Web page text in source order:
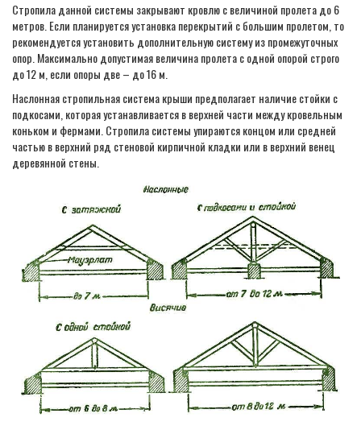
Стропила данной системы закрывают кровлю с величиной пролета до 6
метров. Если планируется установка перекрытий с большим пролетом, то
рекомендуется установить дополнительную систему из промежуточных
опор. Максимально допустимая величина пролета с одной опорой строго
до 12 м, если опоры две – до 16 м.
Наслонная стропильная система крыши предполагает наличие стойки с
подкосами, которая устанавливается в верхней части между кровельным
коньком и фермами. Стропила системы упираются концом или средней
частью в верхний ряд стеновой кирпичной кладки или в верхний венец
деревянной стены.